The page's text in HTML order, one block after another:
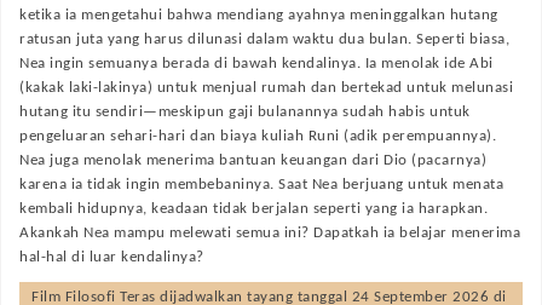
ketika ia mengetahui bahwa mendiang ayahnya meninggalkan hutang
ratusan juta yang harus dilunasi dalam waktu dua bulan. Seperti biasa,
Nea ingin semuanya berada di bawah kendalinya. Ia menolak ide Abi
(kakak laki-lakinya) untuk menjual rumah dan bertekad untuk melunasi
hutang itu sendiri—meskipun gaji bulanannya sudah habis untuk
pengeluaran sehari-hari dan biaya kuliah Runi (adik perempuannya).
Nea juga menolak menerima bantuan keuangan dari Dio (pacarnya)
karena ia tidak ingin membebaninya. Saat Nea berjuang untuk menata
kembali hidupnya, keadaan tidak berjalan seperti yang ia harapkan.
Akankah Nea mampu melewati semua ini? Dapatkah ia belajar menerima
hal-hal di luar kendalinya?
Film Filosofi Teras dijadwalkan tayang tanggal 24 September 2026 di